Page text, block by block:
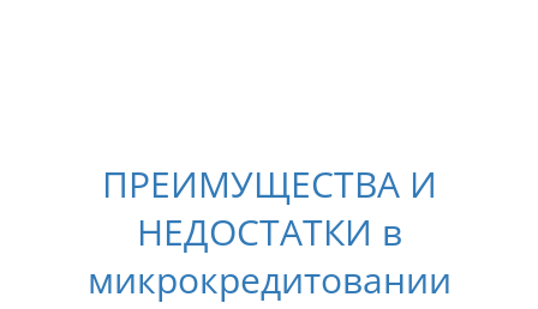
ПРЕИМУЩЕСТВА И
НЕДОСТАТКИ в
микрокредитовании